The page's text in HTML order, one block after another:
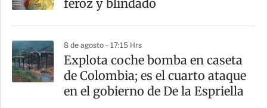
t
i
r
feroz y blindado
8 de agosto - 17:15 Hrs
Explota coche bomba en caseta
de Colombia; es el cuarto ataque
en el gobierno de De la Espriella